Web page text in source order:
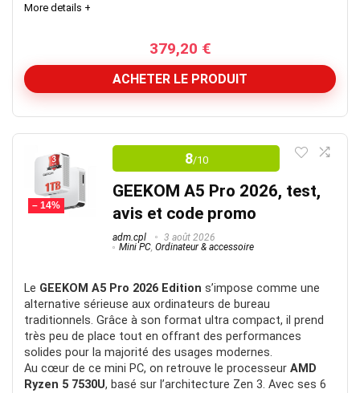
More details +
379,20 €
ACHETER LE PRODUIT
Bonne caméra dans l'ensemble
Plus abordable que la concurrence et en plus peut
s’appuyer sur l’écosystème de Dji comme les Micros.
POUR:
Prix
Qualité vidéo
– 14%
8/10
GEEKOM A5 Pro 2026, test,
avis et code promo
adm.cpl
3 août 2026
Mini PC, Ordinateur & accessoire
Le GEEKOM A5 Pro 2026 Edition s’impose comme une
alternative sérieuse aux ordinateurs de bureau
traditionnels. Grâce à son format ultra compact, il prend
très peu de place tout en offrant des performances
solides pour la majorité des usages modernes.
Au cœur de ce mini PC, on retrouve le processeur AMD
Ryzen 5 7530U, basé sur l’architecture Zen 3. Avec ses 6